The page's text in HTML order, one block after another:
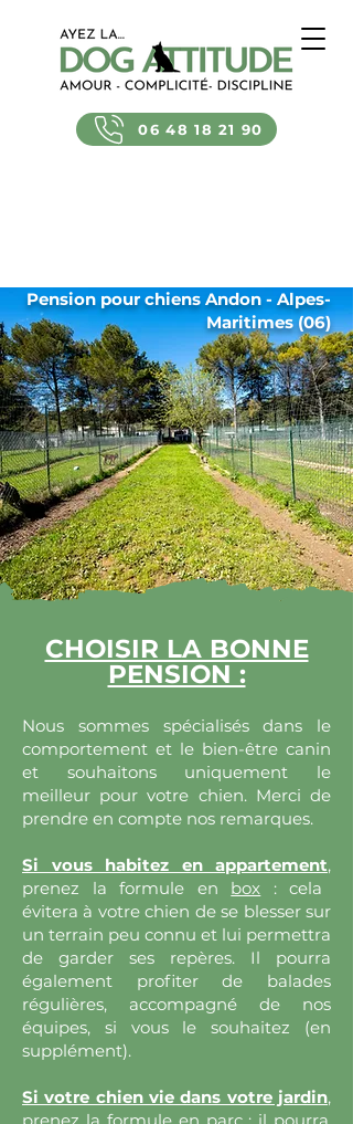
06 48 18 21 90
Pension pour chiens Andon - Alpes-
Maritimes (06)
CHOISIR LA BONNE
PENSION :
Nous sommes spécialisés dans le
comportement et le bien-être canin
et souhaitons uniquement le
meilleur pour votre chien. Merci de
prendre en compte nos remarques.
Si vous habitez en appartement,
prenez la formule en box : cela
évitera à votre chien de se blesser sur
un terrain peu connu et lui permettra
de garder ses repères. Il pourra
également profiter de balades
régulières, accompagné de nos
équipes, si vous le souhaitez (en
supplément).
Si votre chien vie dans votre jardin,